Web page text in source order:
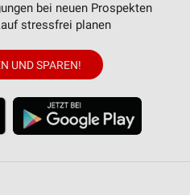
bei neuen Prospekten
stressfrei planen
UND SPAREN!